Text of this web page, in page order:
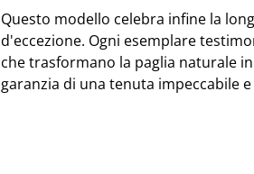
Questo modello celebra infine la
d'eccezione. Ogni esemplare
che trasformano la paglia naturale
garanzia di una tenuta impeccabile